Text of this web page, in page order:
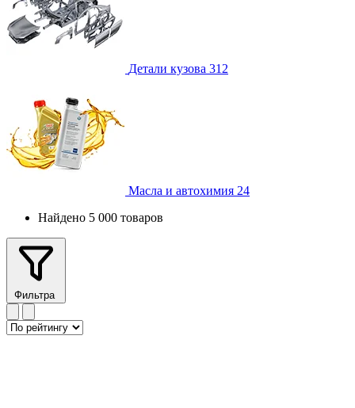
Детали кузова 312
Масла и автохимия 24
Найдено 5 000 товаров
Фильтра